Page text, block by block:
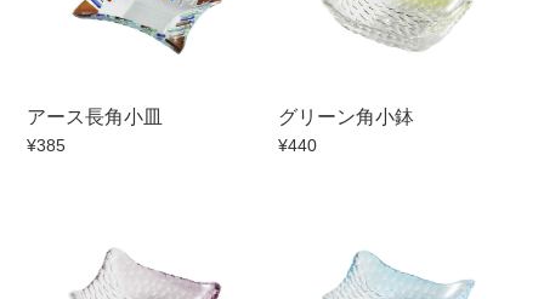
アース長角小皿
¥385
グリーン角小鉢
¥440